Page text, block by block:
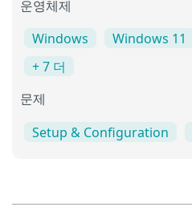
운영체제
Windows Windows 11
+ 7 더
문제
Setup & Configuration